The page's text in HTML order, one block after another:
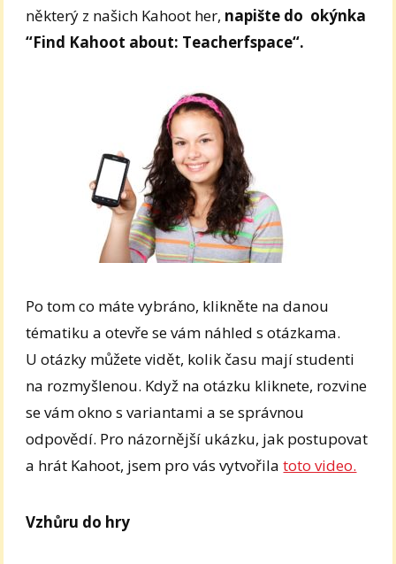
některý z našich Kahoot her, napište do okýnka
“Find Kahoot about: Teacherfspace“.
Po tom co máte vybráno, klikněte na danou
tématiku a otevře se vám náhled s otázkama.
U otázky můžete vidět, kolik času mají studenti
na rozmyšlenou. Když na otázku kliknete, rozvine
se vám okno s variantami a se správnou
odpovědí. Pro názornější ukázku, jak postupovat
a hrát Kahoot, jsem pro vás vytvořilatoto video.
Vzhůru do hry